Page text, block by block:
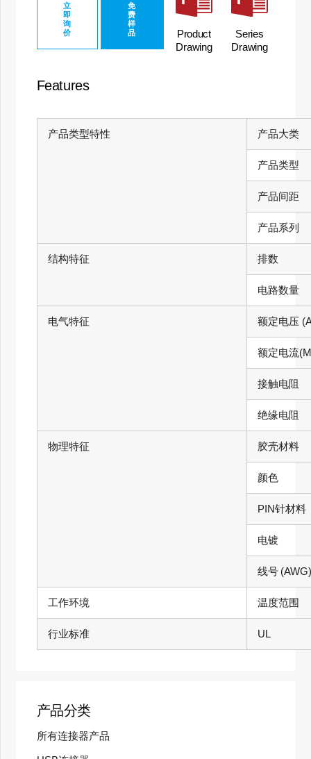
立
即
询
价
免
费
样
品
Product
Drawing
Series
Drawing
Features
产品类型特性 产品大类
产品类型
产品间距
产品系列
结构特征 排数
电路数量
电气特征 额定电压
额定电流
接触电阻
绝缘电阻
物理特征 胶壳材料
颜色
PIN针材料
电镀
线号 (AWG)
工作环境 温度范围
行业标准 UL
产品分类
所有连接器产品